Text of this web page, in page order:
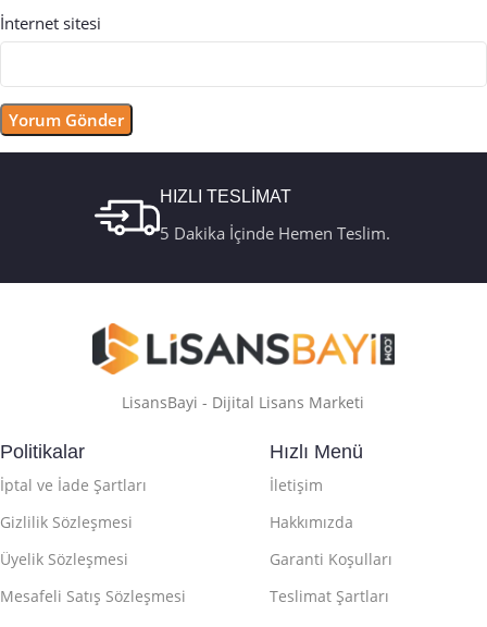
İnternet sitesi
HIZLI TESLİMAT
5 Dakika İçinde Hemen Teslim.
LisansBayi - Dijital Lisans Marketi
Politikalar
İptal ve İade Şartları
Gizlilik Sözleşmesi
Üyelik Sözleşmesi
Mesafeli Satış Sözleşmesi
Hızlı Menü
İletişim
Hakkımızda
Garanti Koşulları
Teslimat Şartları